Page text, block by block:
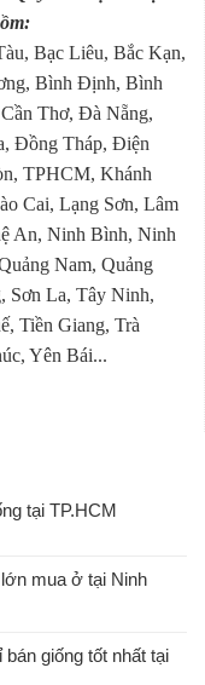
Bạc Liêu, Bắc Kạn,
Bình Định, Bình
Thơ, Đà Nẵng,
Đồng Tháp, Điện
TPHCM, Khánh
Cai, Lạng Sơn, Lâm
An, Ninh Bình, Ninh
Nam, Quảng
Sơn La, Tây Ninh,
Tiền Giang, Trà
Yên Bái...
tại TP.HCM
mua ở tại Ninh
giống tốt nhất tại